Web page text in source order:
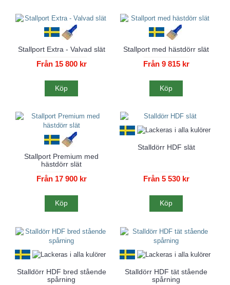
Stallport Extra - Valvad slät
Från 15 800 kr
Köp
Stallport med hästdörr slät
Från 9 815 kr
Köp
Stallport Premium med
hästdörr slät
Från 17 900 kr
Köp
Stalldörr HDF slät
Från 5 530 kr
Köp
Stalldörr HDF bred stående
spårning
Stalldörr HDF tät stående
spårning